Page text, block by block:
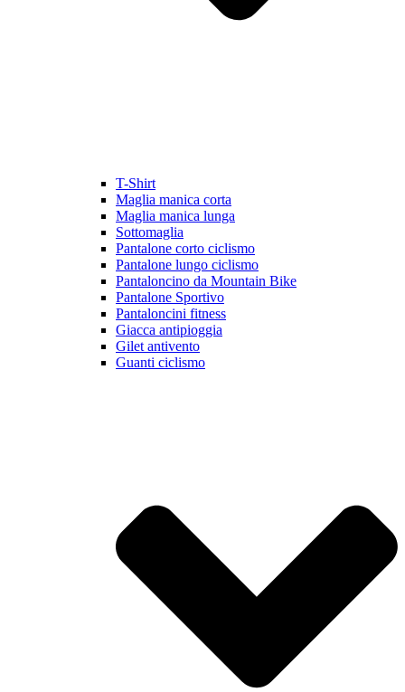
T-Shirt
Maglia manica corta
Maglia manica lunga
Sottomaglia
Pantalone corto ciclismo
Pantalone lungo ciclismo
Pantaloncino da Mountain Bike
Pantalone Sportivo
Pantaloncini fitness
Giacca antipioggia
Gilet antivento
Guanti ciclismo